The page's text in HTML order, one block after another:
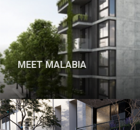
MEET MALABIA